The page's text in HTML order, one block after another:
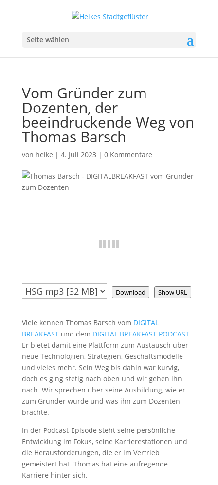
Seite wählen
Vom Gründer zum
Dozenten, der
beeindruckende Weg von
Thomas Barsch
von heike | 4. Juli 2023 | 0 Kommentare
Download Show URL
Viele kennen Thomas Barsch vom DIGITAL
BREAKFASTund dem DIGITAL BREAKFAST PODCAST.
Er bietet damit eine Plattform zum Austausch über
neue Technologien, Strategien, Geschäftsmodelle
und vieles mehr. Sein Weg bis dahin war kurvig,
doch es ging stetig nach oben und wir gehen ihn
nach. Wir sprechen über seine Ausbildung, wie er
zum Gründer wurde und was ihn zum Dozenten
brachte.
In der Podcast-Episode steht seine persönliche
Entwicklung im Fokus, seine Karrierestationen und
die Herausforderungen, die er im Vertrieb
gemeistert hat. Thomas hat eine aufregende
Karriere hinter sich.